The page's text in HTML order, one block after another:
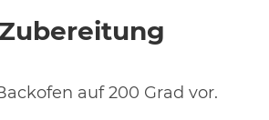
auf 200 Grad vor.